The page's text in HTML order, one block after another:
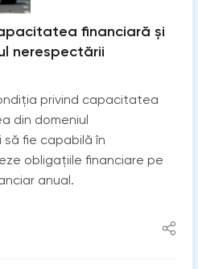
financiară și
nerespectării
privind capacitatea
din domeniul
fie capabilă în
obligațiile financiare pe
anual.